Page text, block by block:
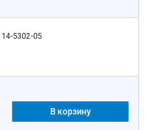
14-5302-05